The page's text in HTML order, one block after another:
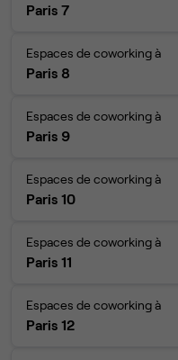
Paris 7
Espaces de coworking à
Paris 8
Espaces de coworking à
Paris 9
Espaces de coworking à
Paris 10
Espaces de coworking à
Paris 11
Espaces de coworking à
Paris 12